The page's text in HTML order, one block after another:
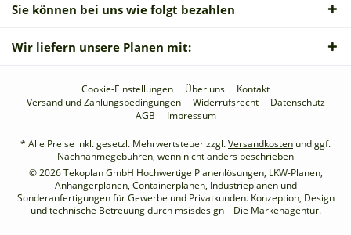
Sie können bei uns wie folgt bezahlen
Wir liefern unsere Planen mit:
Cookie-Einstellungen Über uns
Kontakt
Versand und Zahlungsbedingungen
Widerrufsrecht
Datenschutz
AGB
Impressum
* Alle Preise inkl. gesetzl. Mehrwertsteuer zzgl.Versandkosten und ggf.
Nachnahmegebühren, wenn nicht anders beschrieben
© 2026 Tekoplan GmbH Hochwertige Planenlösungen, LKW-Planen,
Anhängerplanen, Containerplanen, Industrieplanen und
Sonderanfertigungen für Gewerbe und Privatkunden. Konzeption, Design
und technische Betreuung durch msisdesign – Die Markenagentur.